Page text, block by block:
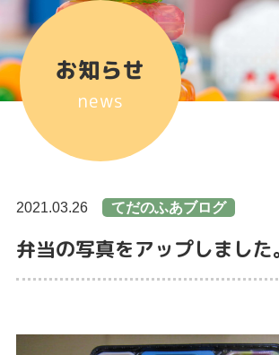
お知らせ
news
2021.03.26 てだのふあブログ
弁当の写真をアップしました。